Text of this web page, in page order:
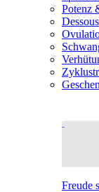
Potenz
Dessous
Freude